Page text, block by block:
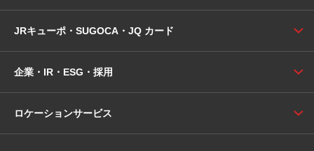
JRキューポ・SUGOCA・JQ カード
企業・IR・ESG・採用
ロケーションサービス